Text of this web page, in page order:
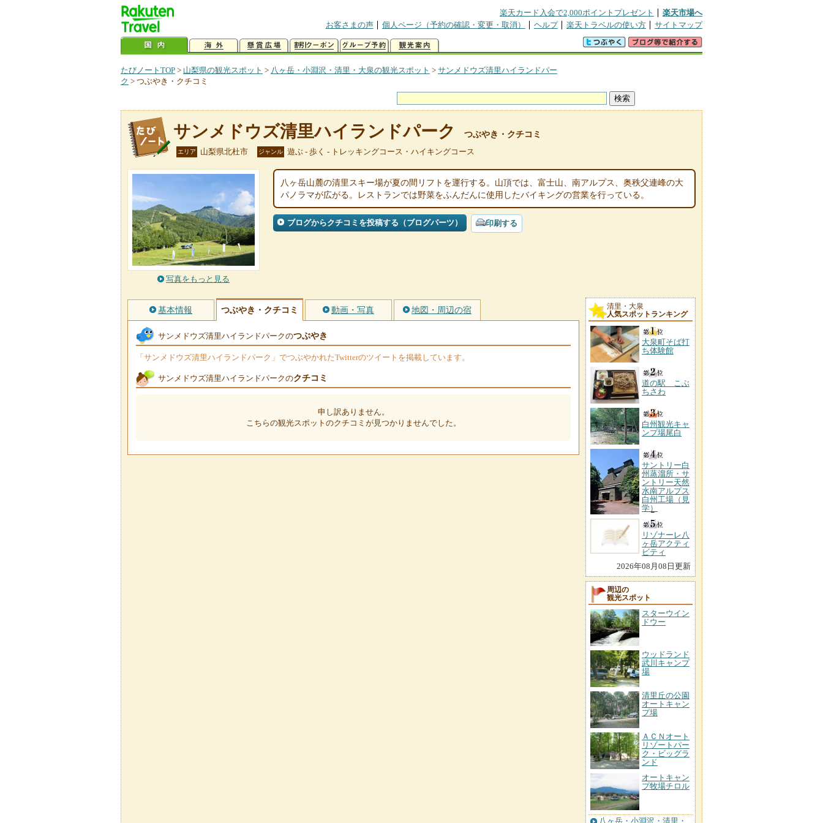
楽天カード入会で2,000ポイントプレゼント
楽天市場へ
お客さまの声
個人ページ（予約の確認・変更・取消） ヘルプ 楽天トラベルの使い方 サイトマップ
たびノートTOP > 山梨県の観光スポット > 八ヶ岳・小淵沢・清里・大泉の観光スポット > サンメドウズ清里ハイランドパー
ク > つぶやき・クチコミ
サンメドウズ清里ハイランドパーク つぶやき・クチコミ
エリア 山梨県北杜市 ジャンル 遊ぶ - 歩く - トレッキングコース・ハイキングコース
写真をもっと見る
八ヶ岳山麓の清里スキー場が夏の間リフトを運行する。山頂では、富士山、南アルプス、奥秩父連峰の大
パノラマが広がる。レストランでは野菜をふんだんに使用したバイキングの営業を行っている。
ブログからクチコミを投稿する（ブログパーツ） 印刷する
基本情報 つぶやき・クチコミ 動画・写真 地図・周辺の宿
サンメドウズ清里ハイランドパークのつぶやき
「サンメドウズ清里ハイランドパーク」でつぶやかれたTwitterのツイートを掲載しています。
サンメドウズ清里ハイランドパークのクチコミ
申し訳ありません。
こちらの観光スポットのクチコミが見つかりませんでした。
清里・大泉
人気スポットランキング
大泉町そば打
ち体験館
道の駅 こぶ
ちさわ
白州観光キャ
ンプ場尾白
サントリー白
州蒸溜所・サ
ントリー天然
水南アルプス
白州工場（見
学）
リゾナーレ八
ヶ岳アクティ
ビティ
2026年08月08日更新
周辺の
観光スポット
スターウイン
ドウー
ウッドランド
武川キャンプ
場
清里丘の公園
オートキャン
プ場
ＡＣＮオート
リゾートパー
ク・ビッグラ
ンド
オートキャン
プ牧場チロル
八ヶ岳・小淵沢・清里・